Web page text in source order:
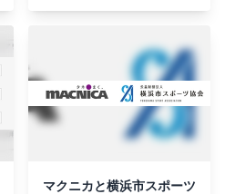
マクニカと横浜市スポーツ